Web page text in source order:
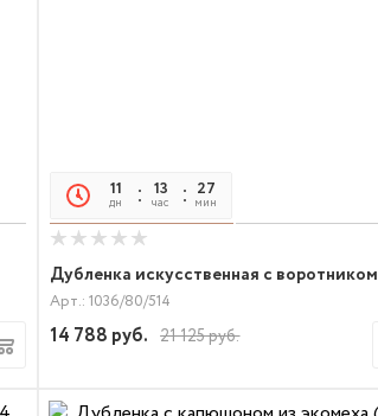
11
дн
13
час
27
мин
Дубленка искусственная с воротником
Арт.: 1036/80/514
14 788 руб. 21 125руб.